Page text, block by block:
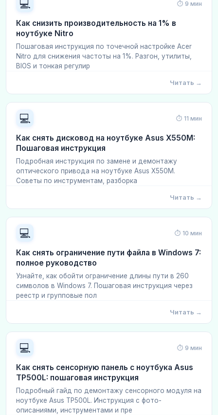
💻 ⏱ 9 мин
Как снизить производительность на 1% в
ноутбуке Nitro
Пошаговая инструкция по точечной настройке Acer
Nitro для снижения частоты на 1%. Разгон, утилиты,
BIOS и тонкая регулир
Читать →
💻 ⏱ 11 мин
Как снять дисковод на ноутбуке Asus X550M:
Пошаговая инструкция
Подробная инструкция по замене и демонтажу
оптического привода на ноутбуке Asus X550M.
Советы по инструментам, разборка
Читать →
💻 ⏱ 10 мин
Как снять ограничение пути файла в Windows 7:
полное руководство
Узнайте, как обойти ограничение длины пути в 260
символов в Windows 7. Пошаговая инструкция через
реестр и групповые пол
Читать →
💻 ⏱ 9 мин
Как снять сенсорную панель с ноутбука Asus
TP500L: пошаговая инструкция
Подробный гайд по демонтажу сенсорного модуля на
ноутбуке Asus TP500L. Инструкция с фото-
описаниями, инструментами и пре